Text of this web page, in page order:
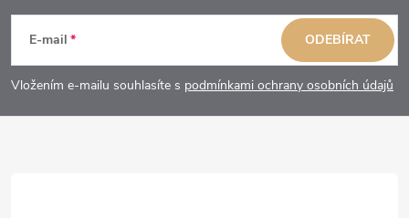
p
a
E-mail
Vložením e-mailu souhlasíte s podmínkami ochrany osobních údajů
ODEBÍRAT